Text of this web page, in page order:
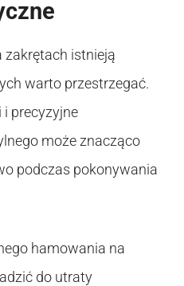
zakrętach istnieją
warto przestrzegać.
precyzyjne
może znacząco
podczas pokonywania
hamowania na
do utraty